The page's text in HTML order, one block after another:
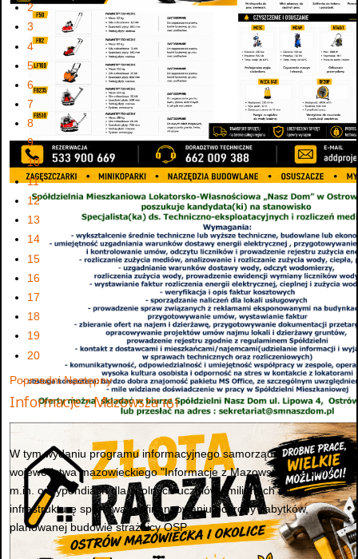
2
3
4
5
6
7
8
9
10
11
12
13
14
15
16
17
18
19
20
Poprzedni Następny
Informacje z Mazowsza 161
W tym wydaniu programu informacyjnego samorządu
województwa mazowieckiego "Informacje z Mazowsza" mówimy
m.in. o stypendiach dla zdolnych uczniów i milionach na
infrastrukturę sportową, dofinansowaniu ochrony zabytków,
planowanej budowie strażnicy OSP...